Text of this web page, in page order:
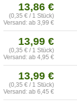
13,86 €
(0,35 € / 1 Stück)
Versand: ab 3,99 €
13,99 €
(0,35 € / 1 Stück)
Versand: ab 4,95 €
13,99 €
(0,35 € / 1 Stück)
Versand: ab 6,45 €